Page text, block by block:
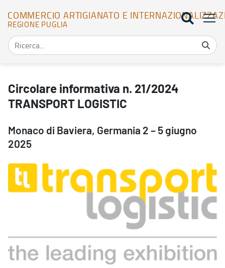
COMMERCIO ARTIGIANATO E
REGIONE PUGLIA
Circolare informativa n. 21/2024
TRANSPORT LOGISTIC
Monaco di Baviera, Germania 2 – 5 giugno
2025